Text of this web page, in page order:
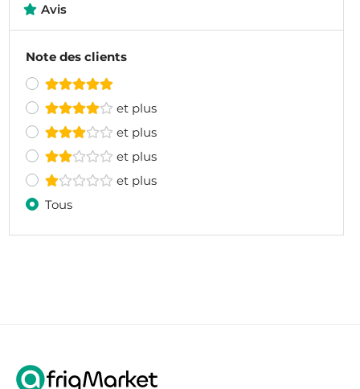
Avis
Note des clients
et plus
et plus
et plus
et plus
Tous